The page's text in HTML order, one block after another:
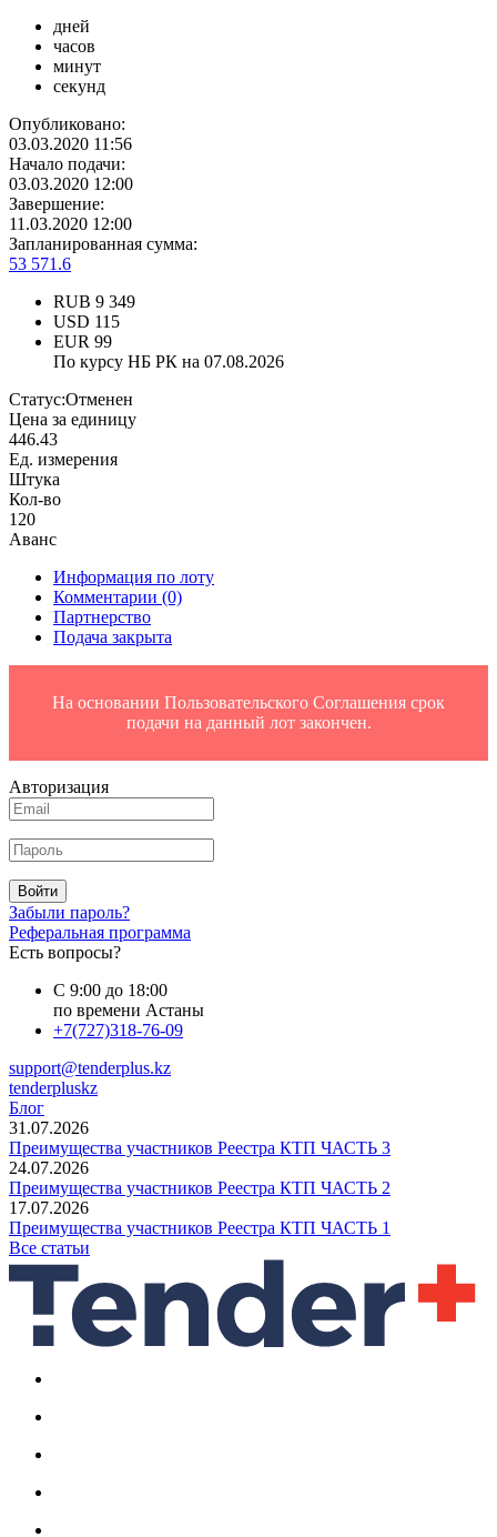
дней
часов
минут
секунд
Опубликовано:
03.03.2020 11:56
Начало подачи:
03.03.2020 12:00
Завершение:
11.03.2020 12:00
Запланированная сумма:
53 571.6
RUB 9 349
USD 115
EUR 99
По курсу НБ РК на 07.08.2026
Статус:Отменен
Цена за единицу
446.43
Ед. измерения
Штука
Кол-во
120
Аванс
Информация по лоту
Комментарии (0)
Партнерство
Подача закрыта
На основании Пользовательского Соглашения срок
подачи на данный лот закончен.
Авторизация
Войти
Забыли пароль?
Реферальная программа
Есть вопросы?
С 9:00 до 18:00
по времени Астаны
+7(727)318-76-09
support@tenderplus.kz
tenderpluskz
Блог
31.07.2026
Преимущества участников Реестра КТП ЧАСТЬ 3
24.07.2026
Преимущества участников Реестра КТП ЧАСТЬ 2
17.07.2026
Преимущества участников Реестра КТП ЧАСТЬ 1
Все статьи